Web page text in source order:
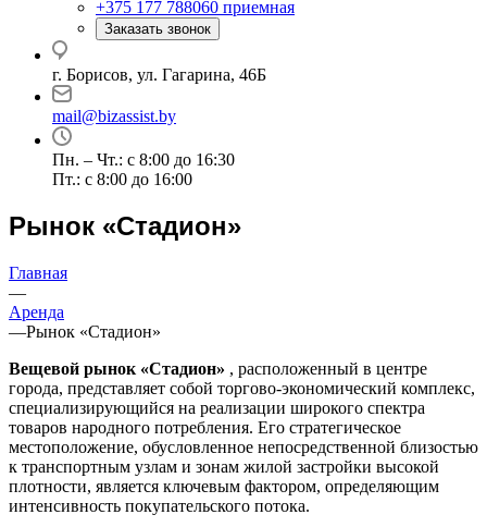
+375 177 788060 приемная
Заказать звонок
г. Борисов, ул. Гагарина, 46Б
mail@bizassist.by
Пн. – Чт.: с 8:00 до 16:30
Пт.: с 8:00 до 16:00
Рынок «Стадион»
Главная
—
Аренда
—Рынок «Стадион»
Вещевой рынок «Стадион» , расположенный в центре
города, представляет собой торгово-экономический комплекс,
специализирующийся на реализации широкого спектра
товаров народного потребления. Его стратегическое
местоположение, обусловленное непосредственной близостью
к транспортным узлам и зонам жилой застройки высокой
плотности, является ключевым фактором, определяющим
интенсивность покупательского потока.